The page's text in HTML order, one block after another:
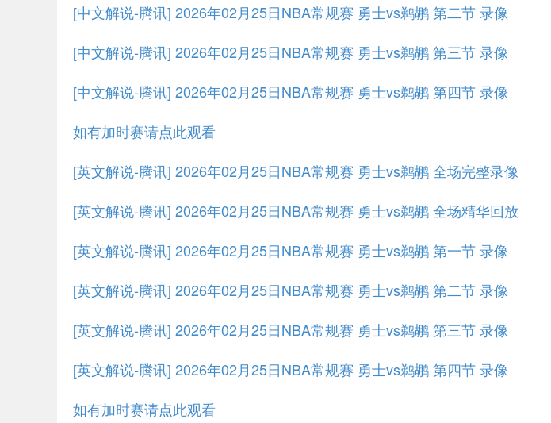
[中文解说-腾讯] 2026年02月25日NBA常规赛 勇士vs鹈鹕 第二节 录像
[中文解说-腾讯] 2026年02月25日NBA常规赛 勇士vs鹈鹕 第三节 录像
[中文解说-腾讯] 2026年02月25日NBA常规赛 勇士vs鹈鹕 第四节 录像
如有加时赛请点此观看
[英文解说-腾讯] 2026年02月25日NBA常规赛 勇士vs鹈鹕 全场完整录像
[英文解说-腾讯] 2026年02月25日NBA常规赛 勇士vs鹈鹕 全场精华回放
[英文解说-腾讯] 2026年02月25日NBA常规赛 勇士vs鹈鹕 第一节 录像
[英文解说-腾讯] 2026年02月25日NBA常规赛 勇士vs鹈鹕 第二节 录像
[英文解说-腾讯] 2026年02月25日NBA常规赛 勇士vs鹈鹕 第三节 录像
[英文解说-腾讯] 2026年02月25日NBA常规赛 勇士vs鹈鹕 第四节 录像
如有加时赛请点此观看